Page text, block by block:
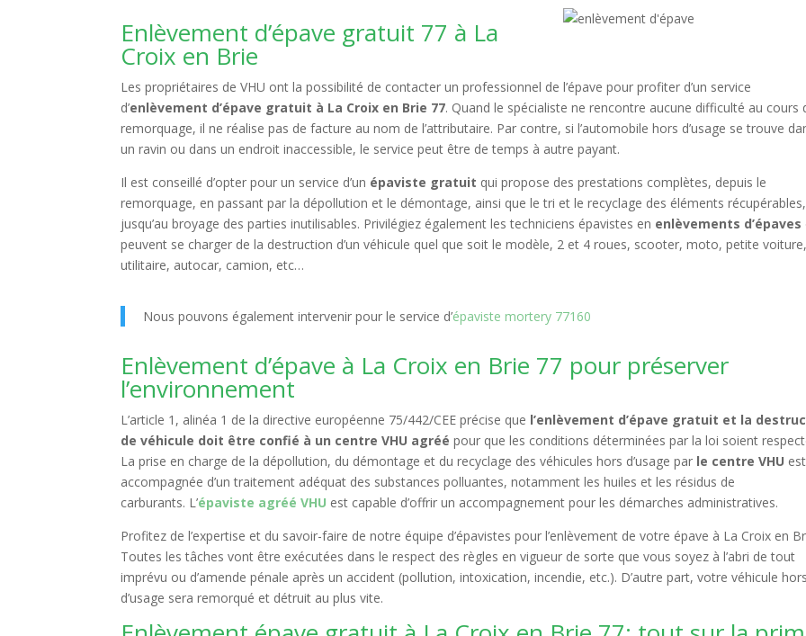
Enlèvement d’épave gratuit 77 à La
Croix en Brie
Les propriétaires de VHU ont la possibilité de contacter un professionnel de l’épave pour profiter d’un service
d’enlèvement d’épave gratuit à La Croix en Brie 77. Quand le spécialiste ne rencontre aucune difficulté au cours
remorquage, il ne réalise pas de facture au nom de l’attributaire. Par contre, si l’automobile hors d’usage se trouve
un ravin ou dans un endroit inaccessible, le service peut être de temps à autre payant.
Il est conseillé d’opter pour un service d’un épaviste gratuit qui propose des prestations complètes, depuis le
remorquage, en passant par la dépollution et le démontage, ainsi que le tri et le recyclage des éléments récupérables,
jusqu’au broyage des parties inutilisables. Privilégiez également les techniciens épavistes en enlèvements d’épaves
peuvent se charger de la destruction d’un véhicule quel que soit le modèle, 2 et 4 roues, scooter, moto, petite voiture,
utilitaire, autocar, camion, etc…
Nous pouvons également intervenir pour le service d’épaviste mortery 77160
Enlèvement d’épave à La Croix en Brie 77 pour préserver
l’environnement
L’article 1, alinéa 1 de la directive européenne 75/442/CEE précise que l’enlèvement d’épave gratuit et la
de véhicule doit être confié à un centre VHU agréé pour que les conditions déterminées par la loi soient
La prise en charge de la dépollution, du démontage et du recyclage des véhicules hors d’usage par le centre VHU est
accompagnée d’un traitement adéquat des substances polluantes, notamment les huiles et les résidus de
carburants. L’épaviste agréé VHU est capable d’offrir un accompagnement pour les démarches administratives.
Profitez de l’expertise et du savoir-faire de notre équipe d’épavistes pour l’enlèvement de votre épave à La Croix en
Toutes les tâches vont être exécutées dans le respect des règles en vigueur de sorte que vous soyez à l’abri de tout
imprévu ou d’amende pénale après un accident (pollution, intoxication, incendie, etc.). D’autre part, votre véhicule hors
d’usage sera remorqué et détruit au plus vite.